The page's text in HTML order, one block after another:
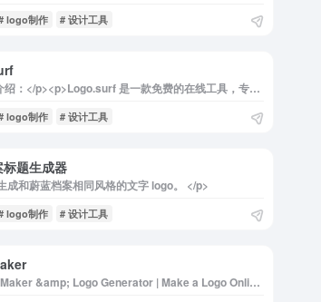
logo制作 # 设计工具
<p>简单介绍：</p><p>Logo.surf 是一款免费的在线工具，专为用户提供文本到 Logo 和网站图标的生成服务。无论是个人项目还是企业品牌，用户只需输入简单的文本，即可快速生成自定义的 Logo 和网站图标，轻松打造专业外观的设计。</p><img decoding="async" data-src="//www.40000.net/wp-content/uploads/2024/12/20241215121744-675ec8e804019.webp" src="https://www.40000.net/wp-content/themes/onenav/images/t.png" alt="Logo.surf"><p>详细介绍：</p><p>Logo.surf 是一个功能强大的在线文本到 Logo 和网站图标生成器，旨在帮助用户以最简便的方式创建高质量的品牌标识。该工具的操作非常直观，用户只需在输入框中输入所需的文本，系统便会迅速生成多种风格的 Logo 和网站图标，供用户选择。</p><p>Logo.surf 支持多种文件格式，包括 ICO、SVG 和 PNG，确保用户可以根据不同的需求导出适合的图像文件。此外，平台还提供丰富的自定义选项，用户可以调整颜色、字体、图形等元素，以便更好地符合品牌形象。即时预览功能使得用户能够实时查看修改效果，确保最终设计符合预期。</p><p>无论你是没有设计经验的初学者，还是希望快速生成品牌标识的企业主，Logo.surf 都能为你提供便捷的解决方案。通过这个工具，用户可以轻松创建出专业水准的 Logo 和网站图标，而无需投资昂贵的软件或聘请专业设计师，真正实现了人人都能设计的梦想。</p>
logo制作 # 设计工具
题生成器
成和蔚蓝档案相同风格的文字 logo。 </p>
logo制作 # 设计工具
<p>Logo Maker &amp; Logo Generator | Make a Logo Online</p><p>The best free logo maker &amp; branding tool lets you create your company logo in minutes. Make your unique logo. No design skills needed. 100% FREE to try!</p><p>最好的免费徽标制造商和品牌工具可以让您在几分钟内创建您的公司徽标。打造您独一无二的LOGO不需要设计技能。100%免费试用！</p>